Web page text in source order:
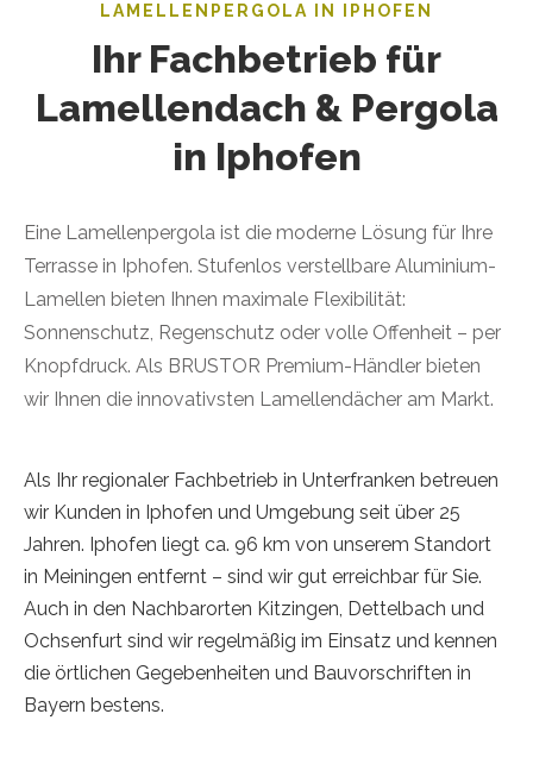
LAMELLENPERGOLA IN IPHOFEN
Ihr Fachbetrieb für
Lamellendach & Pergola
in Iphofen
Eine Lamellenpergola ist die moderne Lösung für Ihre
Terrasse in Iphofen. Stufenlos verstellbare Aluminium-
Lamellen bieten Ihnen maximale Flexibilität:
Sonnenschutz, Regenschutz oder volle Offenheit – per
Knopfdruck. Als BRUSTOR Premium-Händler bieten
wir Ihnen die innovativsten Lamellendächer am Markt.
Als Ihr regionaler Fachbetrieb in Unterfranken betreuen
wir Kunden in Iphofen und Umgebung seit über 25
Jahren. Iphofen liegt ca. 96 km von unserem Standort
in Meiningen entfernt – sind wir gut erreichbar für Sie.
Auch in den Nachbarorten Kitzingen, Dettelbach und
Ochsenfurt sind wir regelmäßig im Einsatz und kennen
die örtlichen Gegebenheiten und Bauvorschriften in
Bayern bestens.